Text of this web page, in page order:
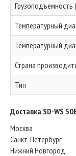
Грузоподъемность
Температурный
Температурный
Страна
Тип
Доставка SD-WS
Москва
Санкт-Петербург
Нижний Новгород